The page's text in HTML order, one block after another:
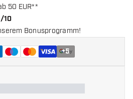
50 EUR**
10
Bonusprogramm!
+5